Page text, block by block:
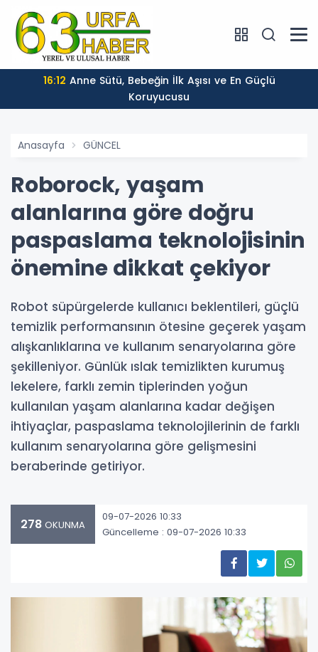
16:12
Koruyucusu
Anasayfa GÜNCEL
Roborock, yaşam
alanlarına göre doğru
paspaslama teknolojisinin
önemine dikkat çekiyor
Robot süpürgelerde kullanıcı beklentileri, güçlü
temizlik performansının ötesine geçerek yaşam
alışkanlıklarına ve kullanım senaryolarına göre
şekilleniyor. Günlük ıslak temizlikten kurumuş
lekelere, farklı zemin tiplerinden yoğun
kullanılan yaşam alanlarına kadar değişen
ihtiyaçlar, paspaslama teknolojilerinin de farklı
kullanım senaryolarına göre gelişmesini
beraberinde getiriyor.
278 OKUNMA
09-07-2026 10:33
Güncelleme : 09-07-2026 10:33